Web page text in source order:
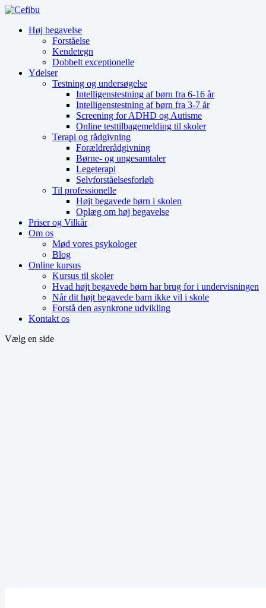
Høj begavelse
Forståelse
Kendetegn
Dobbelt exceptionelle
Ydelser
Testning og undersøgelse
Intelligenstestning af børn fra 6-16 år
Intelligenstestning af børn fra 3-7 år
Screening for ADHD og Autisme
Online testtilbagemelding til skoler
Terapi og rådgivning
Forældrerådgivning
Børne- og ungesamtaler
Legeterapi
Selvforståelsesforløb
Til professionelle
Højt begavede børn i skolen
Oplæg om høj begavelse
Priser og Vilkår
Om os
Mød vores psykologer
Blog
Online kursus
Kursus til skoler
Hvad højt begavede børn har brug for i undervisningen
Når dit højt begavede barn ikke vil i skole
Forstå den asynkrone udvikling
Kontakt os
Vælg en side